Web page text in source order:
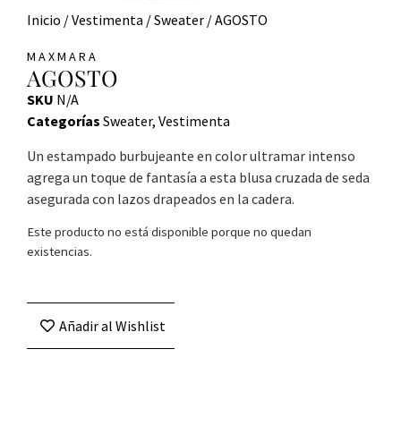
Inicio /Vestimenta /Sweater / AGOSTO
MAXMARA
AGOSTO
SKU N/A
Categorías Sweater, Vestimenta
Un estampado burbujeante en color ultramar intenso
agrega un toque de fantasía a esta blusa cruzada de seda
asegurada con lazos drapeados en la cadera.
Este producto no está disponible porque no quedan
existencias.
Añadir al Wishlist